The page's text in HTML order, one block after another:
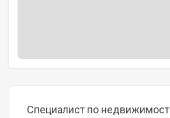
Специалист по